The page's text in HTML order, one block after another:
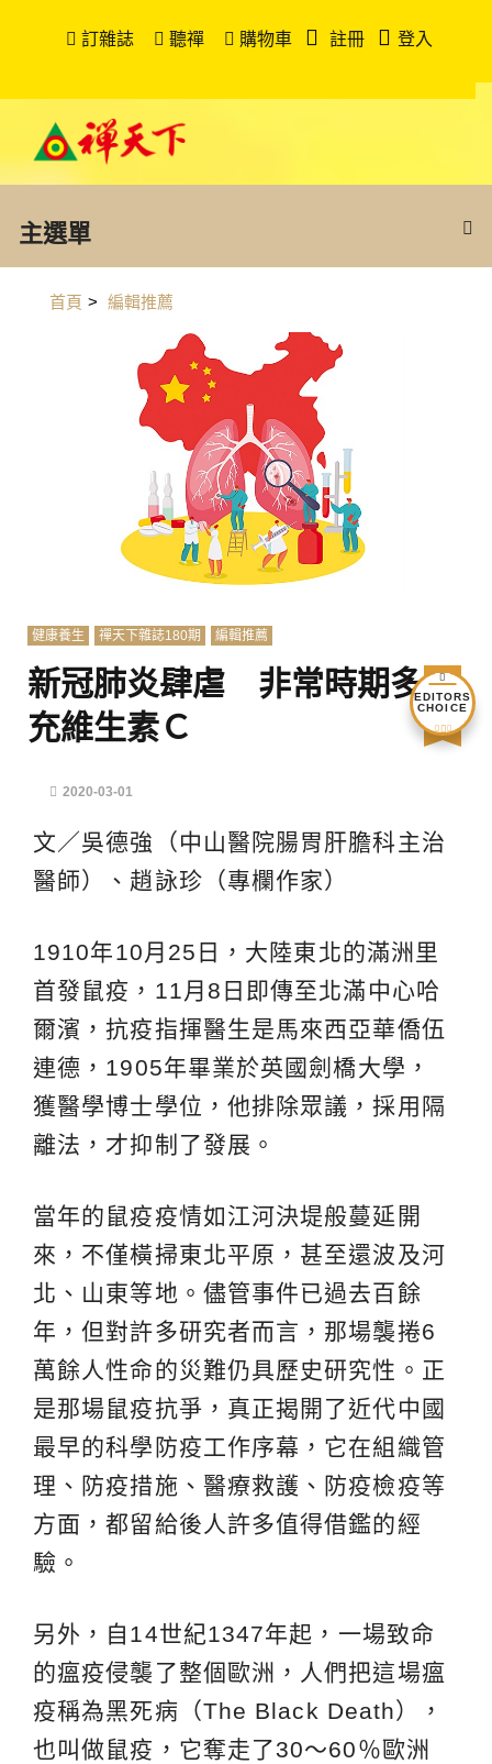
訂雜誌 聽禪 購物車 註冊 登入
主選單
首頁 > 編輯推薦
健康養生 禪天下雜誌180期 編輯推薦
新冠肺炎肆虐 非常時期多補
充維生素Ｃ
2020-03-01
EDITORS
CHOICE
文／吳德強（中山醫院腸胃肝膽科主治
醫師）、趙詠珍（專欄作家）
1910年10月25日，大陸東北的滿洲里
首發鼠疫，11月8日即傳至北滿中心哈
爾濱，抗疫指揮醫生是馬來西亞華僑伍
連德，1905年畢業於英國劍橋大學，
獲醫學博士學位，他排除眾議，採用隔
離法，才抑制了發展。
當年的鼠疫疫情如江河決堤般蔓延開
來，不僅橫掃東北平原，甚至還波及河
北、山東等地。儘管事件已過去百餘
年，但對許多研究者而言，那場襲捲6
萬餘人性命的災難仍具歷史研究性。正
是那場鼠疫抗爭，真正揭開了近代中國
最早的科學防疫工作序幕，它在組織管
理、防疫措施、醫療救護、防疫檢疫等
方面，都留給後人許多值得借鑑的經
驗。
另外，自14世紀1347年起，一場致命
的瘟疫侵襲了整個歐洲，人們把這場瘟
疫稱為黑死病（The Black Death），
也叫做鼠疫，它奪走了30～60％歐洲